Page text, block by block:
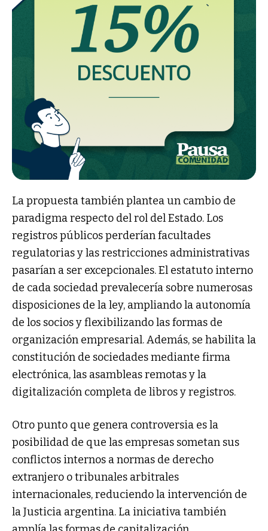
La propuesta también plantea un cambio de
paradigma respecto del rol del Estado. Los
registros públicos perderían facultades
regulatorias y las restricciones administrativas
pasarían a ser excepcionales. El estatuto interno
de cada sociedad prevalecería sobre numerosas
disposiciones de la ley, ampliando la autonomía
de los socios y flexibilizando las formas de
organización empresarial. Además, se habilita la
constitución de sociedades mediante firma
electrónica, las asambleas remotas y la
digitalización completa de libros y registros.
Otro punto que genera controversia es la
posibilidad de que las empresas sometan sus
conflictos internos a normas de derecho
extranjero o tribunales arbitrales
internacionales, reduciendo la intervención de
la Justicia argentina. La iniciativa también